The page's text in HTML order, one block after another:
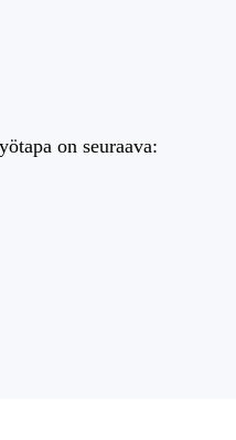
on seuraava: